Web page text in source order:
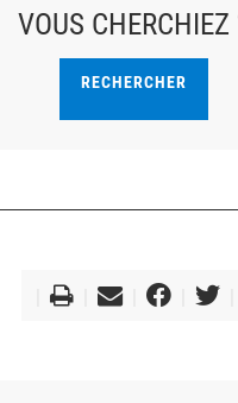
VOUS CHERCHIEZ
RECHERCHER